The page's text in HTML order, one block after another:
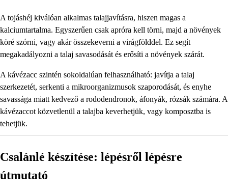
A tojáshéj kiválóan alkalmas talajjavításra, hiszen magas a
kalciumtartalma. Egyszerűen csak apróra kell törni, majd a növények
köré szórni, vagy akár összekeverni a virágfölddel. Ez segít
megakadályozni a talaj savasodását és erősíti a növények szárát.
A kávézacc szintén sokoldalúan felhasználható: javítja a talaj
szerkezetét, serkenti a mikroorganizmusok szaporodását, és enyhe
savassága miatt kedvező a rododendronok, áfonyák, rózsák számára. A
kávézaccot közvetlenül a talajba keverhetjük, vagy komposztba is
tehetjük.
Csalánlé készítése: lépésről lépésre
útmutató